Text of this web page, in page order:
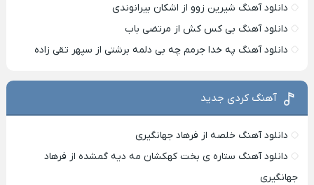
دانلود آهنگ شیرین زوو از اشکان بیرانوندی
دانلود آهنگ بی کس کش از مرتضی باب
دانلود آهنگ په خدا جرمم چه بی دلمه برشتی از سپهر تقی زاده
آهنگ کردی جدید
دانلود آهنگ خلصه از فرهاد جهانگیری
دانلود آهنگ ستاره ی بخت کهکشان مه دیه گمشده از فرهاد
جهانگیری